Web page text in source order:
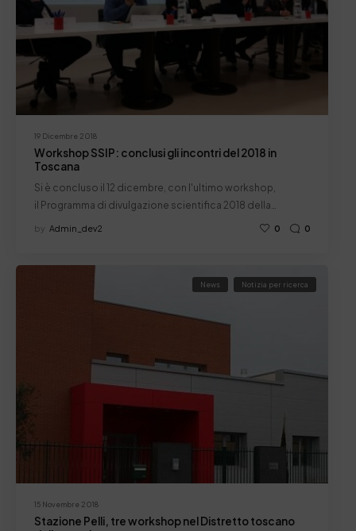
19 Dicembre 2018
Workshop SSIP: conclusi gli incontri del 2018 in
Toscana
Si è concluso il 12 dicembre, con l'ultimo workshop,
il Programma di divulgazione scientifica 2018 della…
by Admin_dev2 0 0
15 Novembre 2018
News Notizia per ricerca
Stazione Pelli, tre workshop nel Distretto toscano